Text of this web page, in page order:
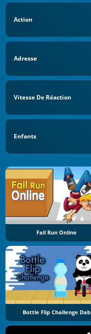
Action
Adresse
Vitesse De Réaction
Enfants
Fail Run Online
Bottle Flip Challenge Dab